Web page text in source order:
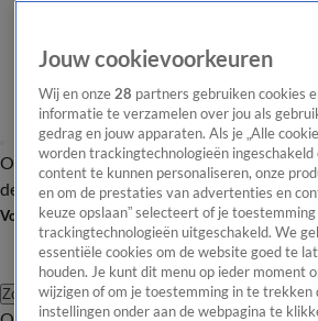
OverzichtAfleveringen Entertainment
de redactieNieuwsbrief
Volg Shownieuws
Zoeken
Jouw cookievoorkeuren
Wij en onze 28 partners gebruiken cookies
informatie te verzamelen over jou als
gedrag en jouw apparaten. Als je „Alle
worden trackingtechnologieën
content te kunnen personaliseren, onze
en om de prestaties van advertenties en
keuze opslaan” selecteert of je
trackingtechnologieën uitgeschakeld. We
essentiële cookies om de website goed te
houden. Je kunt dit menu op ieder moment
wijzigen of om je toestemming in te trekken
instellingen onder aan de webpagina te